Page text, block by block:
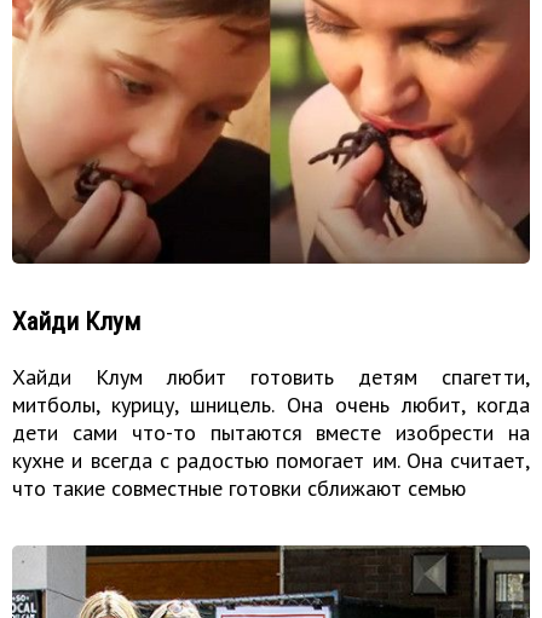
Хайди Клум
Хайди Клум любит готовить детям спагетти,
митболы, курицу, шницель. Она очень любит, когда
дети сами что-то пытаются вместе изобрести на
кухне и всегда с радостью помогает им. Она считает,
что такие совместные готовки сближают семью